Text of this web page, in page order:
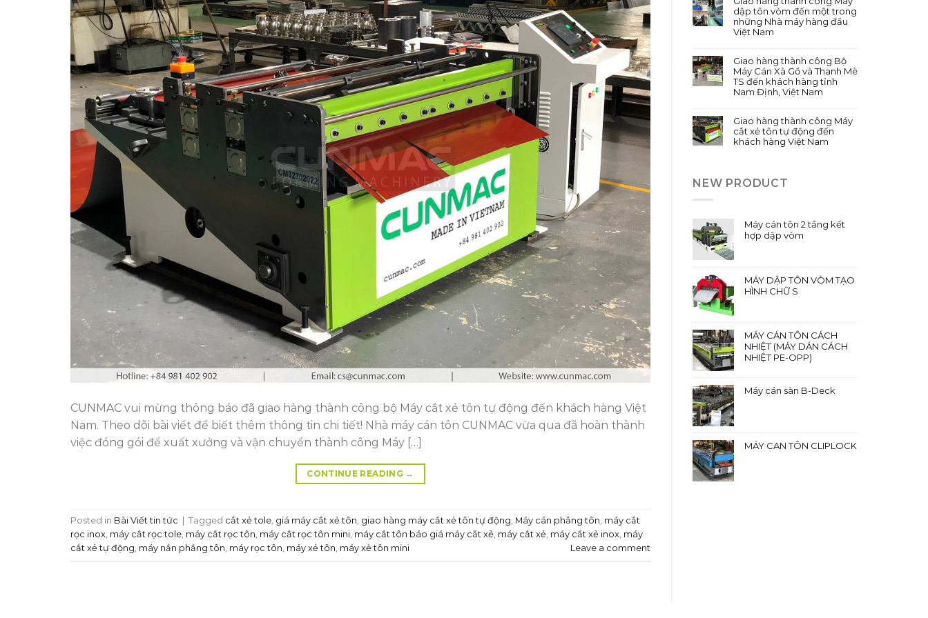
CUNMAC vui mừng thông báo đã giao hàng thành công bộ Máy cắt xẻ tôn tự động đến khách hàng Việt
Nam. Theo dõi bài viết để biết thêm thông tin chi tiết! Nhà máy cán tôn CUNMAC vừa qua đã hoàn thành
việc đóng gói để xuất xưởng và vận chuyển thành công Máy […]
CONTINUE READING →
Posted in Bài Viết tin tức Tagged cắt xẻ tole, giá máy cắt xẻ tôn, giao hàng máy cắt xẻ tôn tự động, Máy cán phẳng tôn, máy cắt
rọc inox, máy cắt rọc tole, máy cắt rọc tôn, máy cắt rọc tôn mini, máy cắt tôn báo giá máy cắt xẻ, máy cắt xẻ, máy cắt xẻ inox, máy
cắt xẻ tự động, máy nắn phẳng tôn, máy rọc tôn, máy xẻ tôn, máy xẻ tôn mini Leave a comment
dập tôn vòm đến một trong
những Nhà máy hàng đầu
Việt Nam
Giao hàng thành công Bộ
Máy Cán Xà Gồ và Thanh Mè
TS đến khách hàng tỉnh
Nam Định, Việt Nam
Giao hàng thành công Máy
cắt xẻ tôn tự động đến
khách hàng Việt Nam
NEW PRODUCT
Máy cán tôn 2 tầng kết
hợp dập vòm
MÁY DẬP TÔN VÒM TẠO
HÌNH CHỮ S
MÁY CÁN TÔN CÁCH
NHIỆT (MÁY DÁN CÁCH
NHIỆT PE-OPP)
Máy cán sàn B-Deck
MÁY CAN TÔN CLIPLOCK